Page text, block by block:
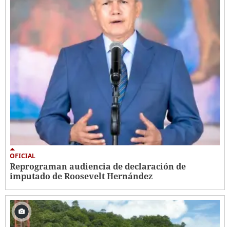
OFICIAL
Reprograman audiencia de declaración de
imputado de Roosevelt Hernández